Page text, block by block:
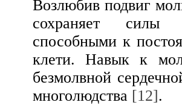
Возлюбив подвиг
сохраняет силы
способными к
клети. Навык к
безмолвной
многолюдства [12].